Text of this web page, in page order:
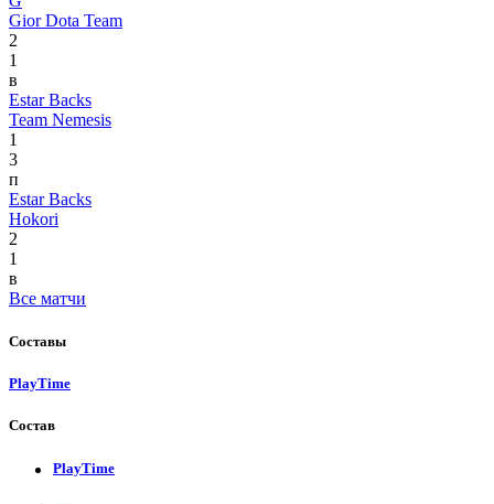
Gior Dota Team
2
1
в
Estar Backs
Team Nemesis
1
3
п
Estar Backs
Hokori
2
1
в
Все матчи
Составы
PlayTime
Состав
PlayTime